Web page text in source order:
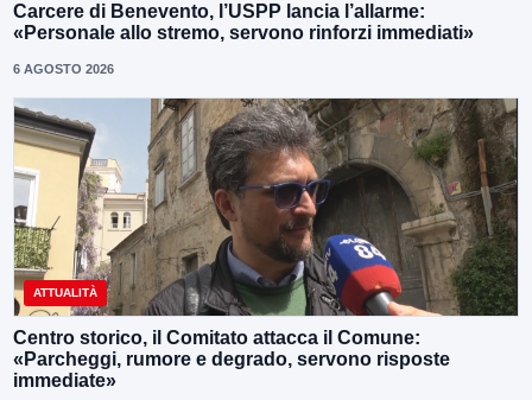
Carcere di Benevento, l’USPP lancia l’allarme:
«Personale allo stremo, servono rinforzi immediati»
6 AGOSTO 2026
ATTUALITÀ
Centro storico, il Comitato attacca il Comune:
«Parcheggi, rumore e degrado, servono risposte
immediate»